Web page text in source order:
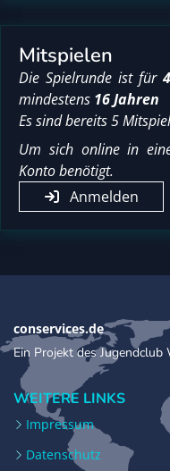
Mitspielen
Die Spielrunde ist für
mindestens 16 Jahren
Es sind bereits 5
Um sich online in
Konto benötigt.
Anmelden
conservices.de
Ein Projekt des Jugendclub
WEITERE LINKS
Impressum
Datenschutz